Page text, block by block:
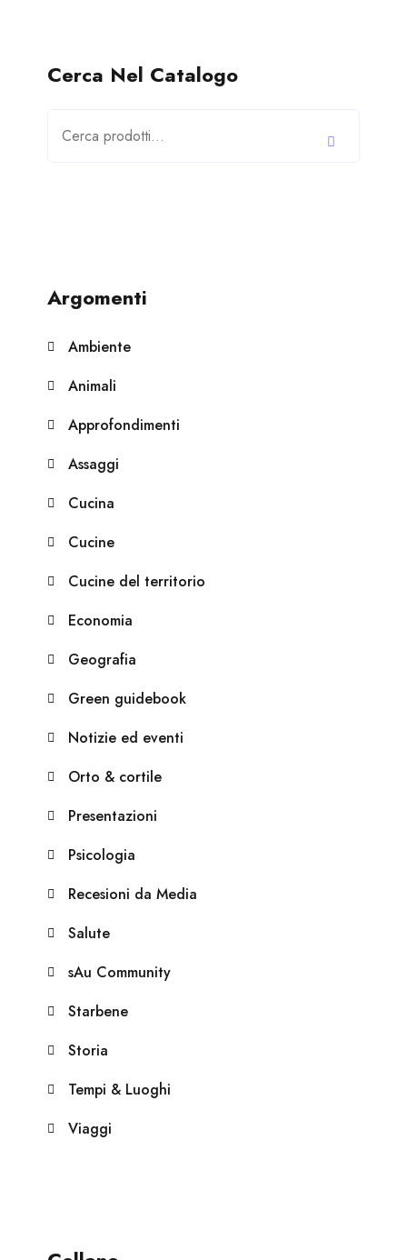
Cerca Nel Catalogo
Argomenti
Ambiente
Animali
Approfondimenti
Assaggi
Cucina
Cucine
Cucine del territorio
Economia
Geografia
Green guidebook
Notizie ed eventi
Orto & cortile
Presentazioni
Psicologia
Recesioni da Media
Salute
sAu Community
Starbene
Storia
Tempi & Luoghi
Viaggi